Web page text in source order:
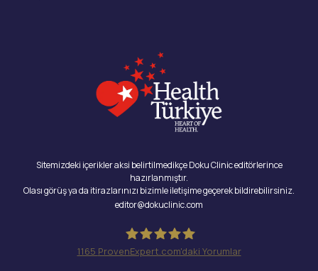
Sitemizdeki içerikler aksi belirtilmedikçe Doku Clinic editörlerince
hazırlanmıştır.
Olası görüş ya da itirazlarınızı bizimle iletişime geçerek bildirebilirsiniz.
editor@dokuclinic.com
1165 ProvenExpert.com'daki Yorumlar